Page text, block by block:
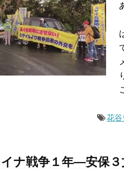
花谷
ナ戦争１年―安保